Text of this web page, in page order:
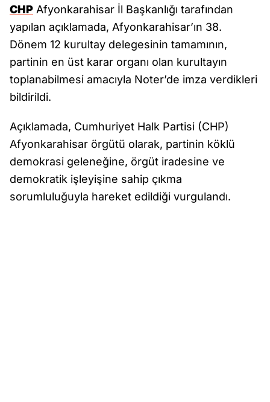
CHP Afyonkarahisar İl Başkanlığı tarafından
yapılan açıklamada, Afyonkarahisar’ın 38.
Dönem 12 kurultay delegesinin tamamının,
partinin en üst karar organı olan kurultayın
toplanabilmesi amacıyla Noter’de imza verdikleri
bildirildi.
Açıklamada, Cumhuriyet Halk Partisi (CHP)
Afyonkarahisar örgütü olarak, partinin köklü
demokrasi geleneğine, örgüt iradesine ve
demokratik işleyişine sahip çıkma
sorumluluğuyla hareket edildiği vurgulandı.